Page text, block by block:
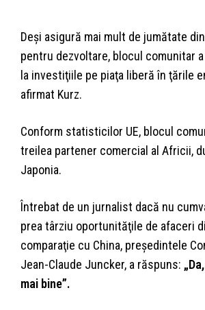
Deşi asigură mai mult de jumătate
pentru dezvoltare, blocul comunitar
la investiţiile pe piaţa liberă în ţările
afirmat Kurz.
Conform statisticilor UE, blocul
treilea partener comercial al Africii,
Japonia.
Întrebat de un jurnalist dacă nu
prea târziu oportunităţile de afaceri
comparaţie cu China, preşedintele
Jean-Claude Juncker, a răspuns:
mai bine”.